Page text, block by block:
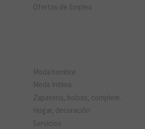
Ofertas de Empleo
Moda hombre
Moda Intima
Zapateria, bolsos, complem.
Hogar, decoraciõn
Servicios